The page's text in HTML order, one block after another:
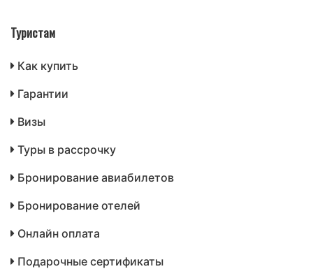
Туристам
Как купить
Гарантии
Визы
Туры в рассрочку
Бронирование авиабилетов
Бронирование отелей
Онлайн оплата
Подарочные сертификаты